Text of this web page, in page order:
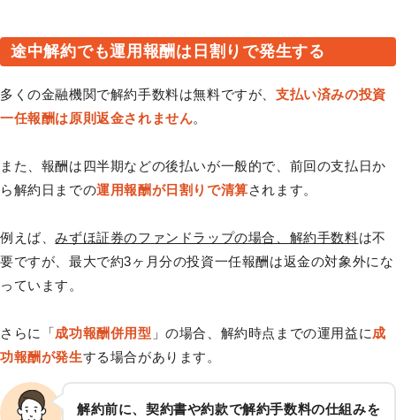
途中解約でも運用報酬は日割りで発生する
多くの金融機関で解約手数料は無料ですが、 支払い済みの投資
一任報酬は原則返金されません。
また、報酬は四半期などの後払いが一般的で、前回の支払日か
ら解約日までの運用報酬が日割りで清算されます。
例えば、みずほ証券のファンドラップの場合、解約手数料は不
要ですが、最大で約3ヶ月分の投資一任報酬は返金の対象外にな
っています。
さらに「成功報酬併用型 」の場合、解約時点までの運用益に成
功報酬が発生する場合があります。
解約前に、契約書や約款で解約手数料の仕組みを